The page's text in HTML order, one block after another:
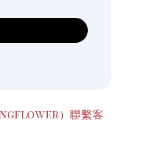
）聯繫客